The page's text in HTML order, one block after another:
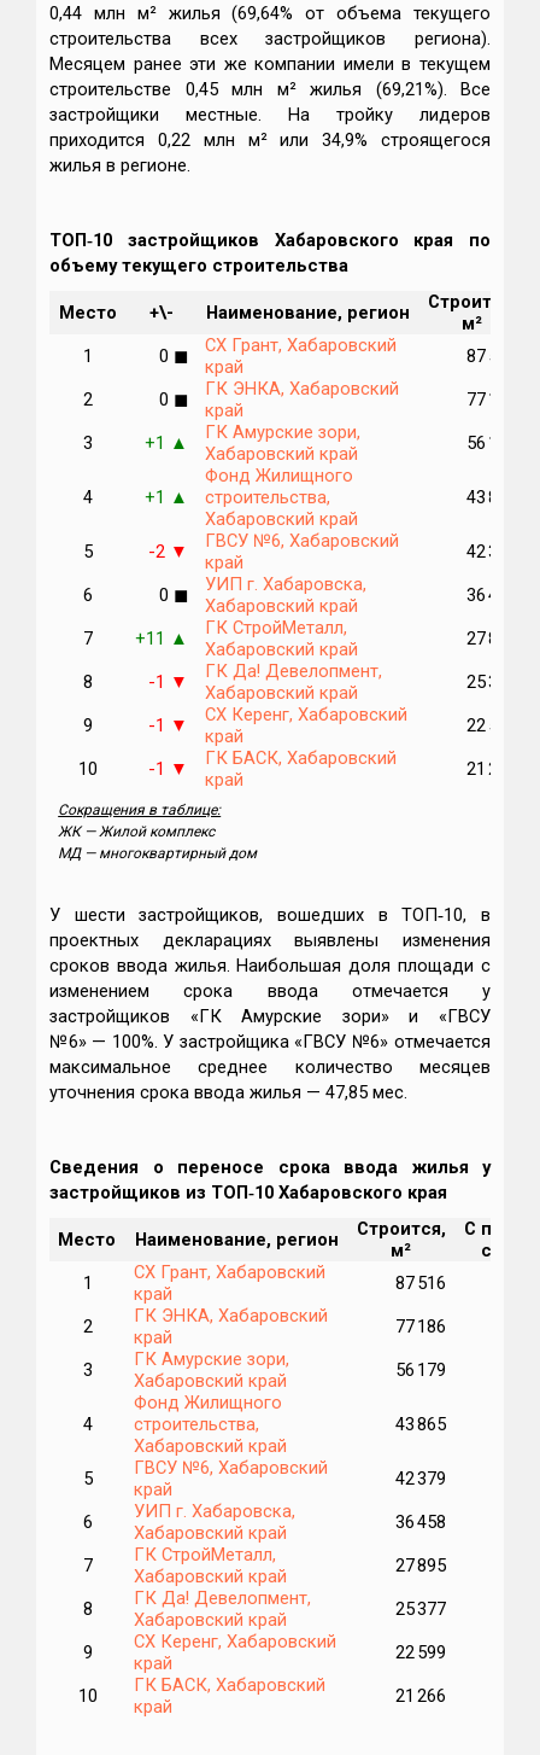
0,44 млн м² жилья (69,64% от объема текущего
строительства всех застройщиков региона).
Месяцем ранее эти же компании имели в текущем
строительстве 0,45 млн м² жилья (69,21%). Все
застройщики местные. На тройку лидеров
приходится 0,22 млн м² или 34,9% строящегося
жилья в регионе.
ТОП‑10 застройщиков Хабаровского края по
объему текущего строительства
Место +\- Наименование, регион
Строится,
м²
1
0 ◼
СХ Грант, Хабаровский
край
87 516
2
0 ◼
ГК ЭНКА, Хабаровский
край
77 186
3
+1 ▲
ГК Амурские зори,
Хабаровский край
56 179
4 +1 ▲
Фонд Жилищного
строительства,
Хабаровский край
43 865
5 -2 ▼
ГВСУ №6, Хабаровский
край
42 379
6
0 ◼
УИП г. Хабаровска,
Хабаровский край
36 458
7
+11 ▲
ГК СтройМеталл,
Хабаровский край
27 895
8
-1 ▼
ГК Да! Девелопмент,
Хабаровский край
25 377
9
-1 ▼
СХ Керенг, Хабаровский
край
22 599
10
-1 ▼
ГК БАСК, Хабаровский
край
21 266
Сокращения в таблице:
ЖК — Жилой комплекс
МД — многоквартирный дом
У шести застройщиков, вошедших в ТОП‑10, в
проектных декларациях выявлены изменения
сроков ввода жилья. Наибольшая доля площади с
изменением срока ввода отмечается у
застройщиков «ГК Амурские зори» и «ГВСУ
№6» — 100%. У застройщика «ГВСУ №6» отмечается
максимальное среднее количество месяцев
уточнения срока ввода жилья — 47,85 мес.
Сведения о переносе срока ввода жилья у
застройщиков из ТОП‑10 Хабаровского края
Место Наименование, регион
Строится,
м²
С
1
СХ Грант, Хабаровский
край
87 516
2
ГК ЭНКА, Хабаровский
край
77 186
3
ГК Амурские зори,
Хабаровский край
56 179
4
Фонд Жилищного
строительства,
Хабаровский край
43 865
5
ГВСУ №6, Хабаровский
край
42 379
6
УИП г. Хабаровска,
Хабаровский край
36 458
7
ГК СтройМеталл,
Хабаровский край
27 895
8
ГК Да! Девелопмент,
Хабаровский край
25 377
9
СХ Керенг, Хабаровский
край
22 599
10
ГК БАСК, Хабаровский
край
21 266